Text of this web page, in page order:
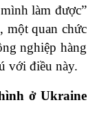
làm được”
một quan chức
nghiệp hàng
với điều này.
ở Ukraine